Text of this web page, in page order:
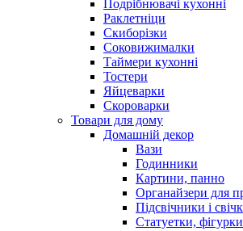
Подрібнювачі кухонні
Раклетніци
Скиборізки
Соковижималки
Таймери кухонні
Тостери
Яйцеварки
Скороварки
Товари для дому
Домашній декор
Вази
Годинники
Картини, панно
Органайзери для
Підсвічники і
Статуетки, фігурки